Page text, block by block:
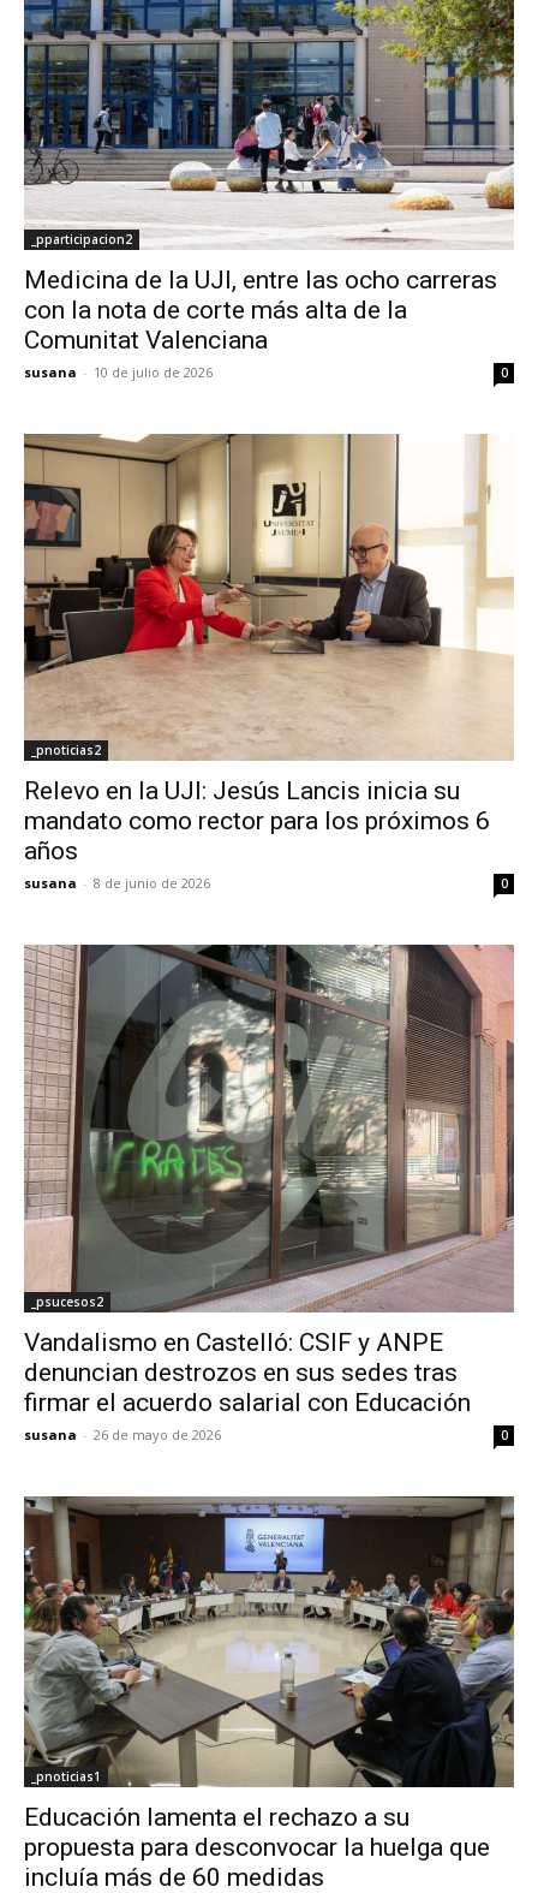
_pparticipacion2
Medicina de la UJI, entre las ocho carreras
con la nota de corte más alta de la
Comunitat Valenciana
susana - 10 de julio de 2026 0
_pnoticias2
Relevo en la UJI: Jesús Lancis inicia su
mandato como rector para los próximos 6
años
susana - 8 de junio de 2026 0
_psucesos2
Vandalismo en Castelló: CSIF y ANPE
denuncian destrozos en sus sedes tras
firmar el acuerdo salarial con Educación
susana - 26 de mayo de 2026 0
_pnoticias1
Educación lamenta el rechazo a su
propuesta para desconvocar la huelga que
incluía más de 60 medidas